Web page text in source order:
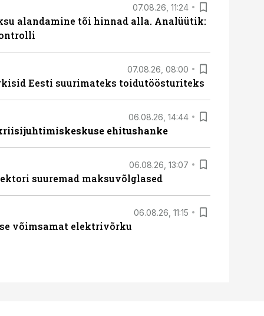
07.08.26, 11:24
alandamine tõi hinnad alla. Analüütik:
07.08.26, 08:00
Eesti suurimateks toidutöösturiteks
06.08.26, 14:44
ehitushanke
06.08.26, 13:07
suuremad maksuvõlglased
06.08.26, 11:15
võimsamat elektrivõrku